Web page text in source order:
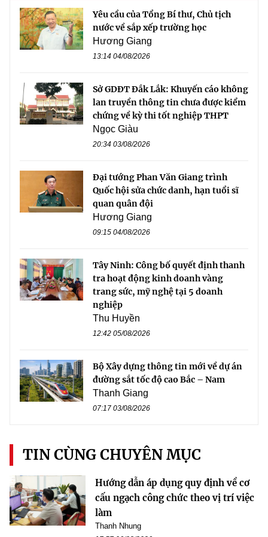
Yêu cầu của Tổng Bí thư, Chủ tịch
nước về sắp xếp trường học
Hương Giang
13:14 04/08/2026
Sở GDĐT Đắk Lắk: Khuyến cáo không
lan truyền thông tin chưa được kiểm
chứng về kỳ thi tốt nghiệp THPT
Ngọc Giàu
20:34 03/08/2026
Đại tướng Phan Văn Giang trình
Quốc hội sửa chức danh, hạn tuổi sĩ
quan quân đội
Hương Giang
09:15 04/08/2026
Tây Ninh: Công bố quyết định thanh
tra hoạt động kinh doanh vàng
trang sức, mỹ nghệ tại 5 doanh
nghiệp
Thu Huyền
12:42 05/08/2026
Bộ Xây dựng thông tin mới về dự án
đường sắt tốc độ cao Bắc – Nam
Thanh Giang
07:17 03/08/2026
TIN CÙNG CHUYÊN MỤC
Hướng dẫn áp dụng quy định về cơ
cấu ngạch công chức theo vị trí việc
làm
Thanh Nhung